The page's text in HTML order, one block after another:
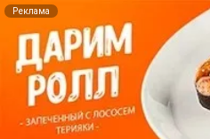
Реклама